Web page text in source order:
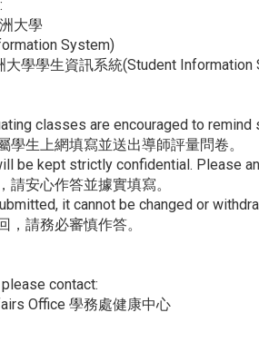
大學
System)
大學學生資訊系統(Student Information
classes are encouraged to
學生上網填寫並送出導師評量問卷。
be kept strictly confidential. Please
請安心作答並據實填寫。
it cannot be changed or
，請務必審慎作答。
contact:
Office 學務處健康中心